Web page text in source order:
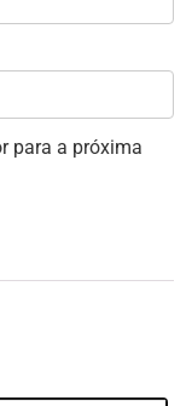
para a próxima